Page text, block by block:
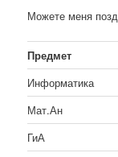
Можете меня
Предмет
Информатика
Мат.Ан
ГиА